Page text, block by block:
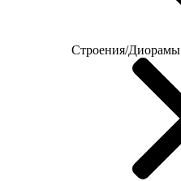
Строения/Диорамы